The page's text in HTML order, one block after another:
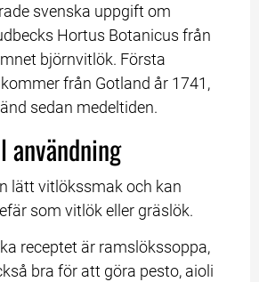
svenska uppgift om
Hortus Botanicus från
björnvitlök. Första
från Gotland år 1741,
sedan medeltiden.
användning
lätt vitlökssmak och kan
som vitlök eller gräslök.
receptet är ramslökssoppa,
bra för att göra pesto, aioli